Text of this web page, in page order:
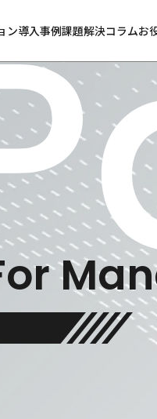
ン導入事例課題解決コラムお